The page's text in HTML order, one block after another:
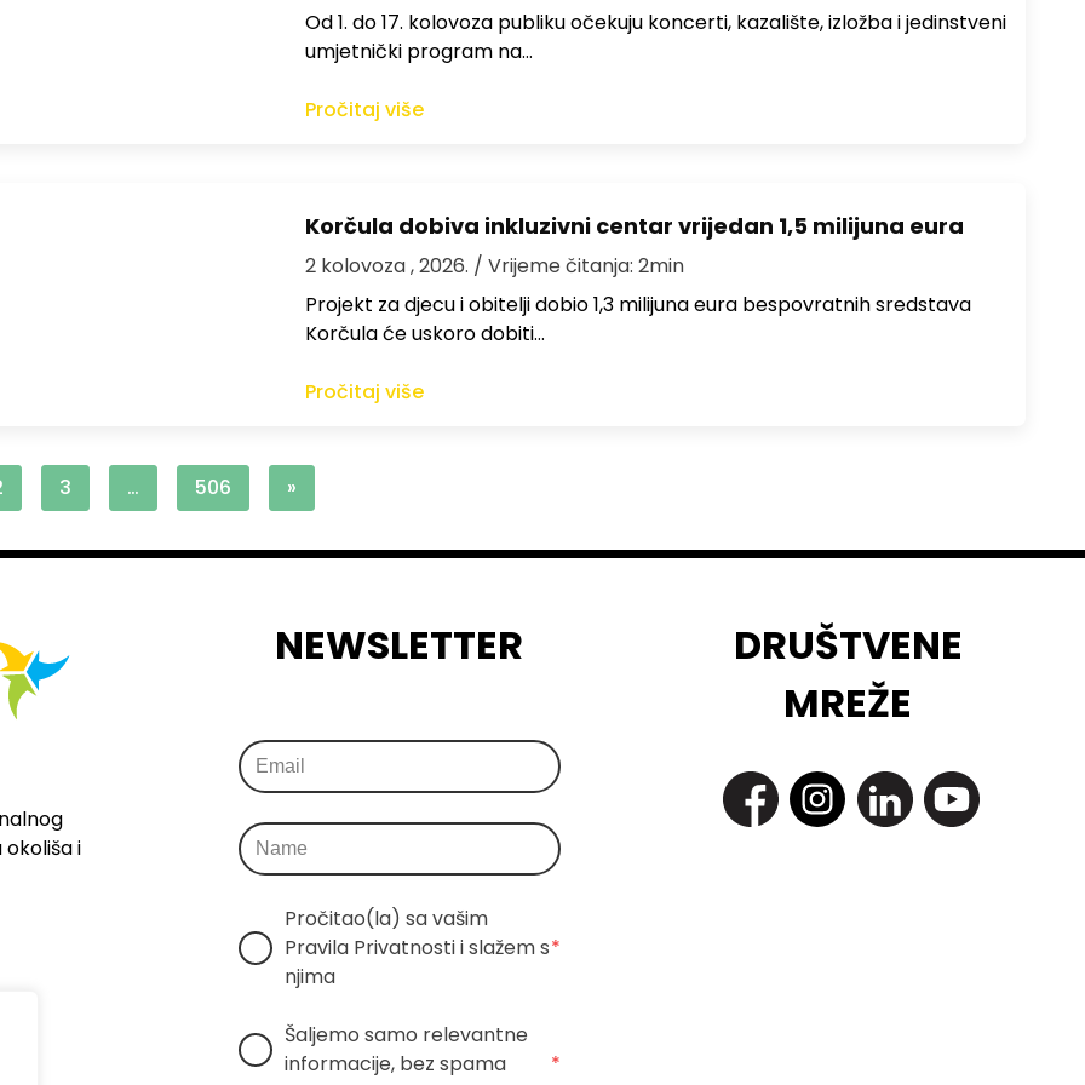
Od 1. do 17. kolovoza publiku očekuju koncerti, kazalište, izložba i jedinstveni
umjetnički program na…
Pročitaj više
Korčula dobiva inkluzivni centar vrijedan 1,5 milijuna eura
2 kolovoza , 2026. / Vrijeme čitanja: 2min
Projekt za djecu i obitelji dobio 1,3 milijuna eura bespovratnih sredstava
Korčula će uskoro dobiti…
Pročitaj više
3 … 506 »
i
NEWSLETTER
Pročitao(la) sa vašim
Pravila Privatnosti i slažem s
njima
*
Šaljemo samo relevantne
informacije, bez spama
*
DRUŠTVENE
MREŽE